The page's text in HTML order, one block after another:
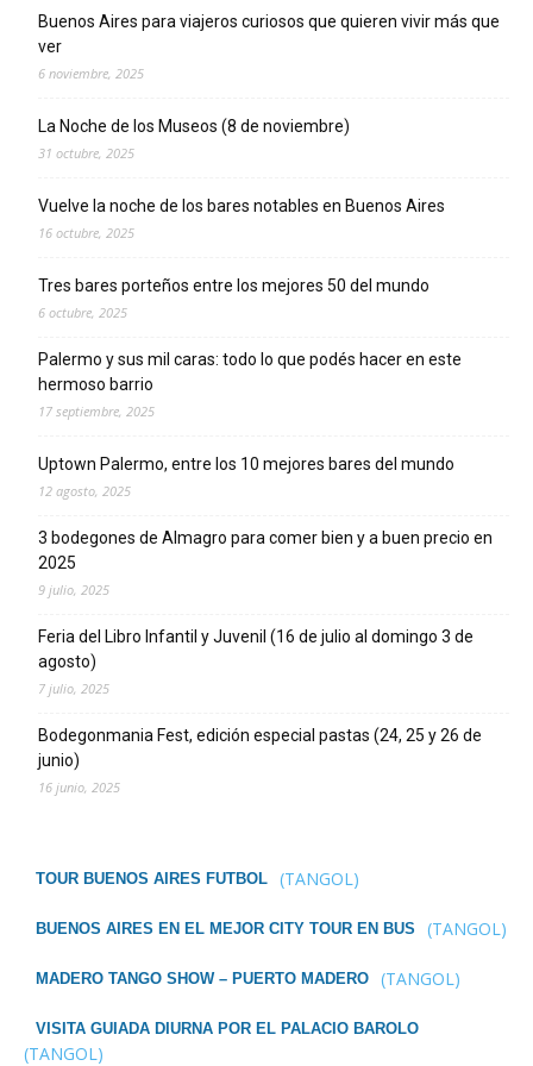
Buenos Aires para viajeros curiosos que quieren vivir más que
ver
6 noviembre, 2025
La Noche de los Museos (8 de noviembre)
31 octubre, 2025
Vuelve la noche de los bares notables en Buenos Aires
16 octubre, 2025
Tres bares porteños entre los mejores 50 del mundo
6 octubre, 2025
Palermo y sus mil caras: todo lo que podés hacer en este
hermoso barrio
17 septiembre, 2025
Uptown Palermo, entre los 10 mejores bares del mundo
12 agosto, 2025
3 bodegones de Almagro para comer bien y a buen precio en
2025
9 julio, 2025
Feria del Libro Infantil y Juvenil (16 de julio al domingo 3 de
agosto)
7 julio, 2025
Bodegonmania Fest, edición especial pastas (24, 25 y 26 de
junio)
16 junio, 2025
TOUR BUENOS AIRES FUTBOL (TANGOL)
BUENOS AIRES EN EL MEJOR CITY TOUR EN BUS (TANGOL)
MADERO TANGO SHOW – PUERTO MADERO (TANGOL)
VISITA GUIADA DIURNA POR EL PALACIO BAROLO
(TANGOL)